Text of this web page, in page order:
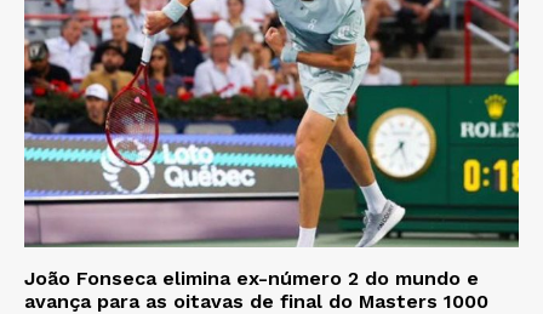
João Fonseca elimina ex-número 2 do mundo e
avança para as oitavas de final do Masters 1000